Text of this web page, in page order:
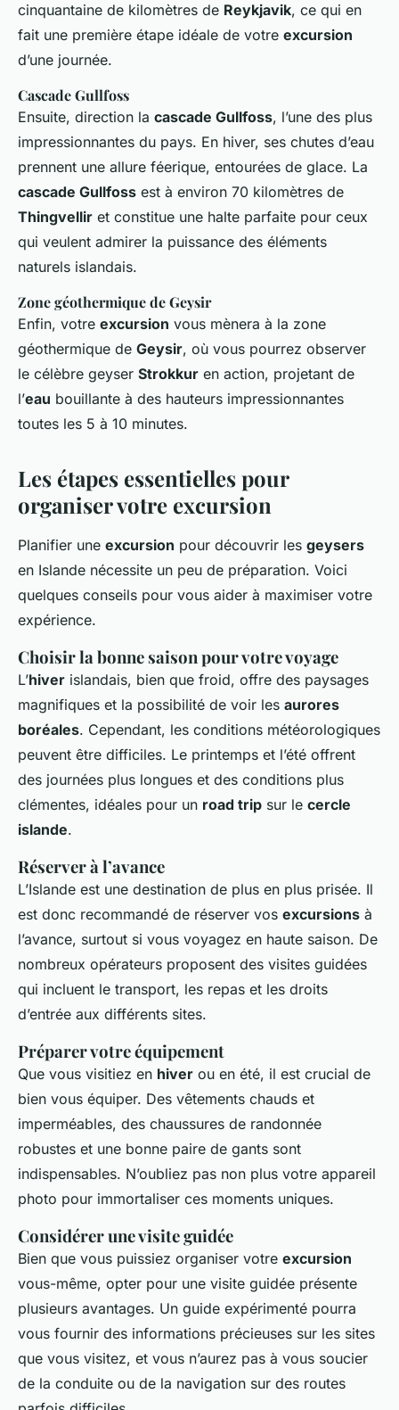
cinquantaine de kilomètres de Reykjavik, ce qui en
fait une première étape idéale de votre excursion
d’une journée.
Cascade Gullfoss
Ensuite, direction la cascade Gullfoss, l’une des plus
impressionnantes du pays. En hiver, ses chutes d’eau
prennent une allure féerique, entourées de glace. La
cascade Gullfoss est à environ 70 kilomètres de
Thingvellir et constitue une halte parfaite pour ceux
qui veulent admirer la puissance des éléments
naturels islandais.
Zone géothermique de Geysir
Enfin, votre excursion vous mènera à la zone
géothermique de Geysir, où vous pourrez observer
le célèbre geyser Strokkur en action, projetant de
l’eau bouillante à des hauteurs impressionnantes
toutes les 5 à 10 minutes.
Les étapes essentielles pour
organiser votre excursion
Planifier une excursion pour découvrir les geysers
en Islande nécessite un peu de préparation. Voici
quelques conseils pour vous aider à maximiser votre
expérience.
Choisir la bonne saison pour votre voyage
L’hiver islandais, bien que froid, offre des paysages
magnifiques et la possibilité de voir les aurores
boréales. Cependant, les conditions météorologiques
peuvent être difficiles. Le printemps et l’été offrent
des journées plus longues et des conditions plus
clémentes, idéales pour un road trip sur le cercle
islande.
Réserver à l’avance
L’Islande est une destination de plus en plus prisée. Il
est donc recommandé de réserver vos excursions à
l’avance, surtout si vous voyagez en haute saison. De
nombreux opérateurs proposent des visites guidées
qui incluent le transport, les repas et les droits
d’entrée aux différents sites.
Préparer votre équipement
Que vous visitiez en hiver ou en été, il est crucial de
bien vous équiper. Des vêtements chauds et
imperméables, des chaussures de randonnée
robustes et une bonne paire de gants sont
indispensables. N’oubliez pas non plus votre appareil
photo pour immortaliser ces moments uniques.
Considérer une visite guidée
Bien que vous puissiez organiser votre excursion
vous-même, opter pour une visite guidée présente
plusieurs avantages. Un guide expérimenté pourra
vous fournir des informations précieuses sur les sites
que vous visitez, et vous n’aurez pas à vous soucier
de la conduite ou de la navigation sur des routes